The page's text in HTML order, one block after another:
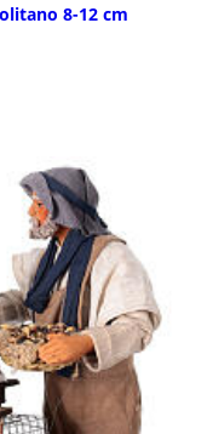
8-12 cm